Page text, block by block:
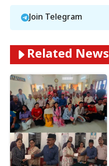
Join Telegram
Related News